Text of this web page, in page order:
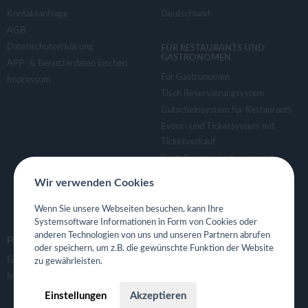
Kontaktanfrage
AGB
Datenschutzerklärung
APP- & Benutzerdaten löschen
Impressum
Deutschland
FÜR RESTAURANTS UND
GASTRONOMEN
Für Gastronomen
Tisch Reservierungsystem
Gutscheinsystem für Restaurants
Event- und Ticketsystem mit
Ticketverkauf
Bestellsystem Lieferung und
Eigene App für Restaurant
FOLGE UNS
Facebook
Instagram
Wir verwenden Cookies
Wenn Sie unsere Webseiten besuchen, kann Ihre
Systemsoftware Informationen in Form von Cookies oder
anderen Technologien von uns und unseren Partnern abrufen
oder speichern, um z.B. die gewünschte Funktion der Website
zu gewährleisten.
Einstellungen Akzeptieren